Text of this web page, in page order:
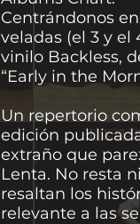
Centrándonos
veladas (el 3 y
vinilo Backless,
“Early in the
Un repertorio
edición
extraño que
Lenta. No resta
resaltan los
relevante a las